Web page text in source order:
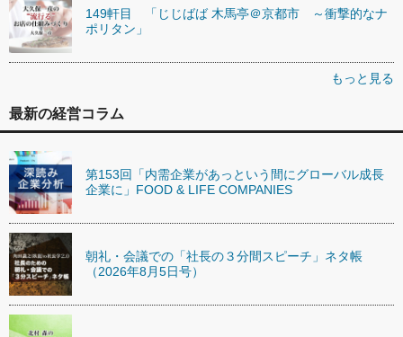
149軒目 「じじばば 木馬亭＠京都市 ～衝撃的なナ
ポリタン」
もっと見る
最新の経営コラム
第153回「内需企業があっという間にグローバル成長
企業に」FOOD & LIFE COMPANIES
朝礼・会議での「社長の３分間スピーチ」ネタ帳
（2026年8月5日号）